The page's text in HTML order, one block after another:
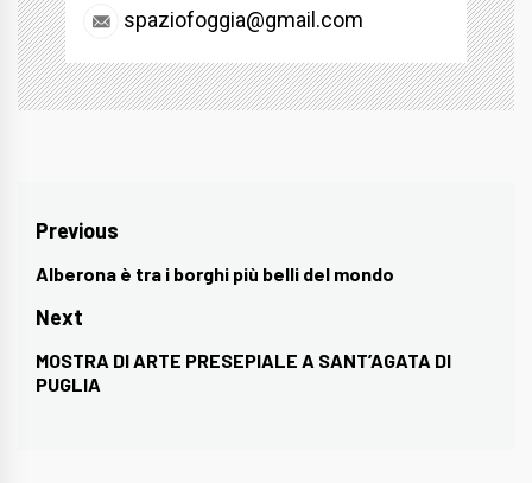
spaziofoggia@gmail.com
Navigazione
articoli
Previous
Previous
post:
Alberona è tra i borghi più belli del mondo
Next
Next
post:
MOSTRA DI ARTE PRESEPIALE A SANT’AGATA DI
PUGLIA